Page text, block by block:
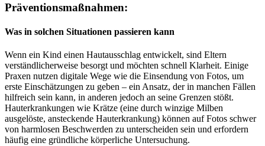
Präventionsmaßnahmen:
Was in solchen Situationen passieren kann
Wenn ein Kind einen Hautausschlag entwickelt, sind Eltern
verständlicherweise besorgt und möchten schnell Klarheit. Einige
Praxen nutzen digitale Wege wie die Einsendung von Fotos, um
erste Einschätzungen zu geben – ein Ansatz, der in manchen Fällen
hilfreich sein kann, in anderen jedoch an seine Grenzen stößt.
Hauterkrankungen wie Krätze (eine durch winzige Milben
ausgelöste, ansteckende Hauterkrankung) können auf Fotos schwer
von harmlosen Beschwerden zu unterscheiden sein und erfordern
häufig eine gründliche körperliche Untersuchung.